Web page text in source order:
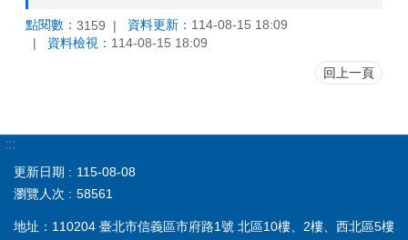
點閱數： 3159 資料更新： 114-08-15 18:09
資料檢視： 114-08-15 18:09
回上一頁
:::
更新日期
115-08-08
瀏覽人次
58561
地址：110204 臺北市信義區市府路1號 北區10樓、2樓、西北區5樓